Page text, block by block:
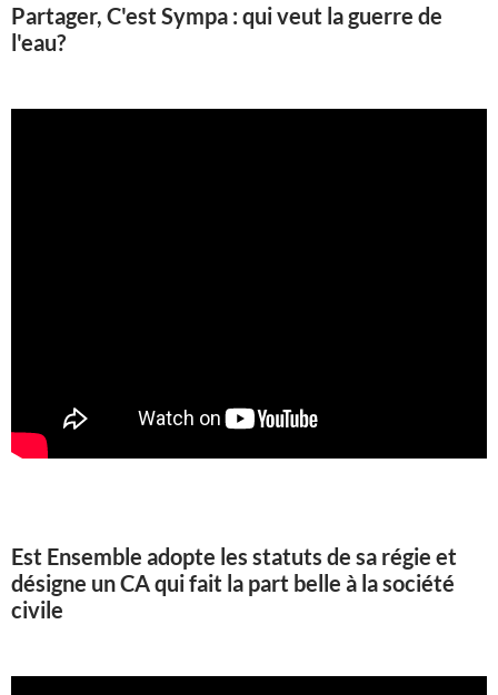
Partager, C'est Sympa : qui veut la guerre de
l'eau?
Est Ensemble adopte les statuts de sa régie et
désigne un CA qui fait la part belle à la société
civile